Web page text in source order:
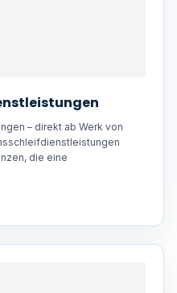
– direkt ab Werk von
die eine